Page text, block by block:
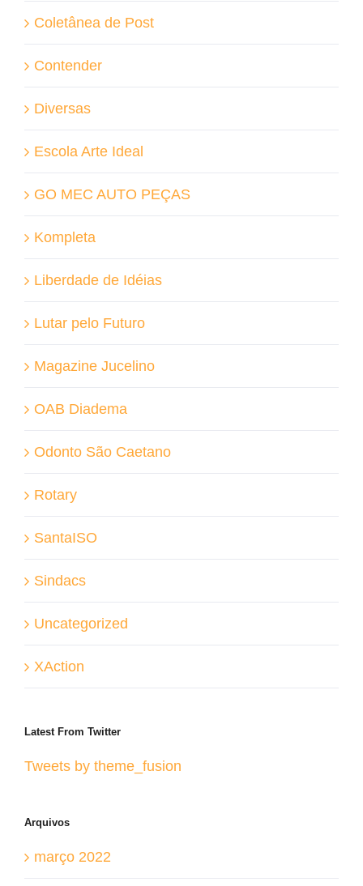
Coletânea de Post
Contender
Diversas
Escola Arte Ideal
GO MEC AUTO PEÇAS
Kompleta
Liberdade de Idéias
Lutar pelo Futuro
Magazine Jucelino
OAB Diadema
Odonto São Caetano
Rotary
SantaISO
Sindacs
Uncategorized
XAction
Latest From Twitter
Tweets by theme_fusion
Arquivos
março 2022